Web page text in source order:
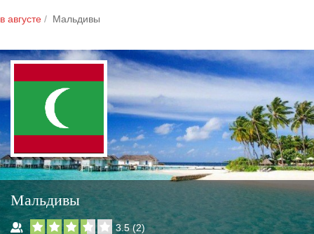
в августе Мальдивы
Мальдивы
3.5(2)